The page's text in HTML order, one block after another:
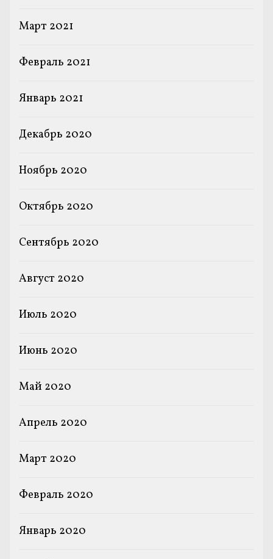
Март 2021
Февраль 2021
Январь 2021
Декабрь 2020
Ноябрь 2020
Октябрь 2020
Сентябрь 2020
Август 2020
Июль 2020
Июнь 2020
Май 2020
Апрель 2020
Март 2020
Февраль 2020
Январь 2020